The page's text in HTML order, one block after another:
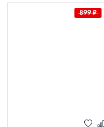
899₽